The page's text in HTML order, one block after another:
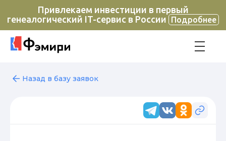
Привлекаем инвестиции в первый
генеалогический IT-сервис в России
Подробнее
Назад в базу заявок